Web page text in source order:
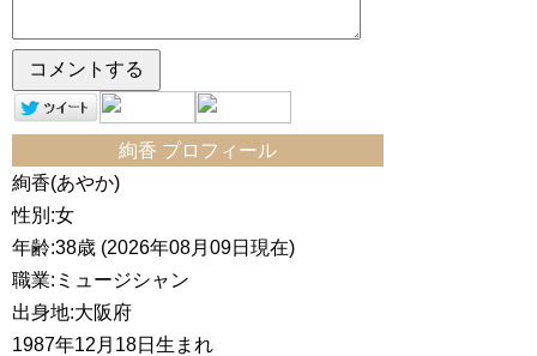
絢香 プロフィール
絢香(あやか)
性別:女
年齢:38歳 (2026年08月09日現在)
職業:ミュージシャン
出身地:大阪府
1987年12月18日生まれ